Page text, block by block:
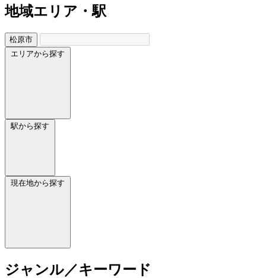
地域エリア・駅
松原市
エリアから探す
駅から探す
現在地から探す
ジャンル／キーワード